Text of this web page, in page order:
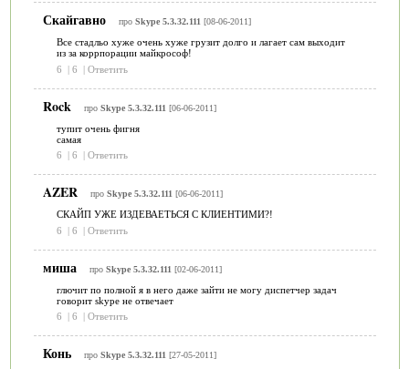
Скайгавно про Skype 5.3.32.111 [08-06-2011]
Все стадльо хуже очень хуже грузит долго и лагает сам выходит
из за коррпорации майкрософ!
6
| 6 | Ответить
Rock про Skype 5.3.32.111 [06-06-2011]
тупит очень фигня
самая
6
| 6 | Ответить
AZER про Skype 5.3.32.111 [06-06-2011]
СКАЙП УЖЕ ИЗДЕВАЕТЬСЯ С КЛИЕНТИМИ?!
6
| 6 | Ответить
миша про Skype 5.3.32.111 [02-06-2011]
глючит по полной я в него даже зайти не могу диспетчер задач
говорит skype не отвечает
6
| 6 | Ответить
Конь про Skype 5.3.32.111 [27-05-2011]